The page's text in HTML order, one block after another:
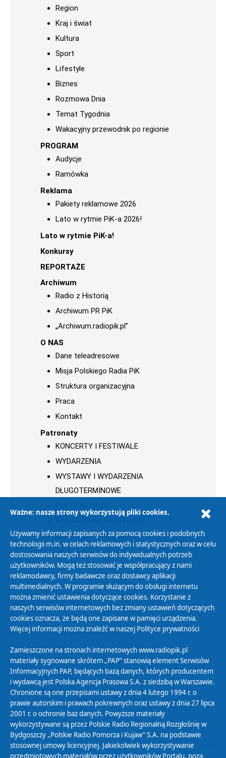
Region
Kraj i świat
Kultura
Sport
Lifestyle
Biznes
Rozmowa Dnia
Temat Tygodnia
Wakacyjny przewodnik po regionie
PROGRAM
Audycje
Ramówka
Reklama
Pakiety reklamowe 2026
Lato w rytmie PiK-a 2026!
Lato w rytmie PiK-a!
Konkursy
REPORTAŻE
Archiwum
Radio z Historią
Archiwum PR PiK
„Archiwum.radiopik.pl”
O NAS
Dane teleadresowe
Misja Polskiego Radia PiK
Struktura organizacyjna
Praca
Kontakt
Patronaty
KONCERTY I FESTIWALE
WYDARZENIA
WYSTAWY I WYDARZENIA
DŁUGOTERMINOWE
KONKURSY I PLEBISCYTY
Polityka Prywatności
Zasady korzystania z Serwisu
Organizacje Pożytku Publicznego
Cyfryzacja DAB+
Polityka ochrony danych osobowych
Abonament
Zamówienia publiczne
Biuletyn Informacji Publicznej
Ważne: nasze strony wykorzystują pliki cookies.
Używamy informacji zapisanych za pomocą cookies i podobnych
technologii m.in. w celach reklamowych i statystycznych oraz w celu
dostosowania naszych serwisów do indywidualnych potrzeb
użytkowników. Mogą też stosować je współpracujący z nami
reklamodawcy, firmy badawcze oraz dostawcy aplikacji
multimedialnych. W programie służącym do obsługi internetu
można zmienić ustawienia dotyczące cookies. Korzystanie z
naszych serwisów internetowych bez zmiany ustawień dotyczących
cookies oznacza, że będą one zapisane w pamięci urządzenia.
Więcej informacji można znaleźć w naszej Polityce prywatności
Zamieszczone na stronach internetowych www.radiopik.pl
materiały sygnowane skrótem „PAP” stanowią element Serwisów
Informacyjnych PAP, będących bazą danych, których producentem
i wydawcą jest Polska Agencja Prasowa S.A. z siedzibą w Warszawie.
Chronione są one przepisami ustawy z dnia 4 lutego 1994 r. o
prawie autorskim i prawach pokrewnych oraz ustawy z dnia 27 lipca
2001 r. o ochronie baz danych. Powyższe materiały
wykorzystywane są przez Polskie Radio Regionalną Rozgłośnię w
Bydgoszczy „Polskie Radio Pomorza i Kujaw” S.A. na podstawie
stosownej umowy licencyjnej. Jakiekolwiek wykorzystywanie
przedmiotowych materiałów przez użytkowników Portalu, poza